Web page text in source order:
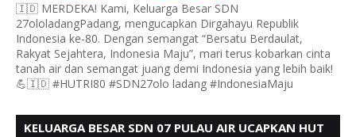
🇮🇩 MERDEKA! Kami, Keluarga Besar SDN
27ololadangPadang, mengucapkan Dirgahayu Republik
Indonesia ke-80. Dengan semangat “Bersatu Berdaulat,
Rakyat Sejahtera, Indonesia Maju”, mari terus kobarkan cinta
tanah air dan semangat juang demi Indonesia yang lebih baik!
💪🇮🇩 #HUTRI80 #SDN27olo ladang #IndonesiaMaju
KELUARGA BESAR SDN 07 PULAU AIR UCAPKAN HUT